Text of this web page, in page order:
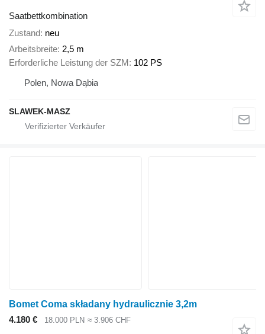
Saatbettkombination
Zustand neu
Arbeitsbreite 2,5 m
Erforderliche Leistung der SZM 102 PS
Polen, Nowa Dąbia
SLAWEK-MASZ
Bomet Coma składany hydraulicznie 3,2m
4.180 €
18.000 PLN ≈ 3.906 CHF